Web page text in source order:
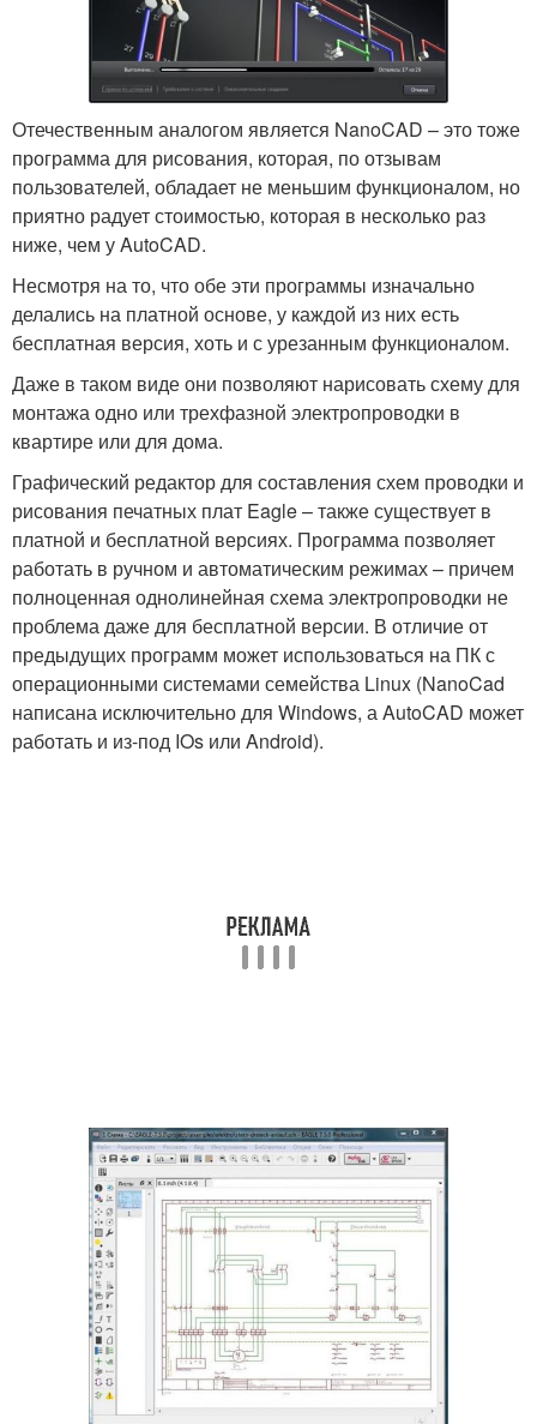
Отечественным аналогом является NanoCAD – это тоже
программа для рисования, которая, по отзывам
пользователей, обладает не меньшим функционалом, но
приятно радует стоимостью, которая в несколько раз
ниже, чем у AutoCAD.
Несмотря на то, что обе эти программы изначально
делались на платной основе, у каждой из них есть
бесплатная версия, хоть и с урезанным функционалом.
Даже в таком виде они позволяют нарисовать схему для
монтажа одно или трехфазной электропроводки в
квартире или для дома.
Графический редактор для составления схем проводки и
рисования печатных плат Eagle – также существует в
платной и бесплатной версиях. Программа позволяет
работать в ручном и автоматическим режимах – причем
полноценная однолинейная схема электропроводки не
проблема даже для бесплатной версии. В отличие от
предыдущих программ может использоваться на ПК с
операционными системами семейства Linux (NanoCad
написана исключительно для Windows, а AutoCAD может
работать и из-под IOs или Android).